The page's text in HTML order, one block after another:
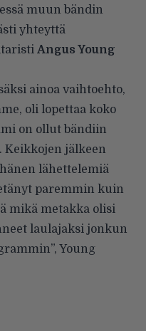
muun bändin
yhteyttä
Angus Young
ainoa vaihtoehto,
oli lopettaa koko
on ollut bändiin
Keikkojen jälkeen
lähettelemiä
paremmin kuin
mikä metakka olisi
laulajaksi jonkun
Young